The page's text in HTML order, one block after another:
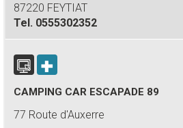
87220 FEYTIAT
Tel. 0555302352
CAMPING CAR ESCAPADE 89
77 Route d'Auxerre